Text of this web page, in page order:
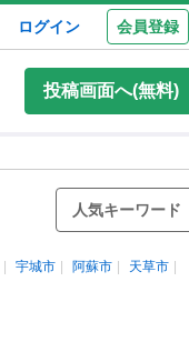
ログイン 会員登録
投稿画面へ(無料)
人気キーワード
宇城市 阿蘇市
天草市